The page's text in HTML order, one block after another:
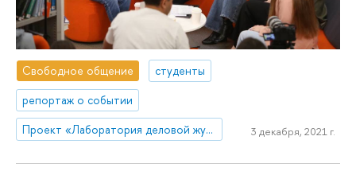
Свободное общение
студенты
репортаж о событии
Проект «Лаборатория деловой журналистики»
3 декабря, 2021 г.